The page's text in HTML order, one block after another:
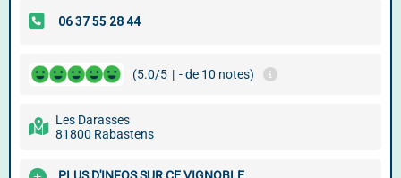
(5.0/5 | - de 10 notes)
Les Darasses
81800 Rabastens